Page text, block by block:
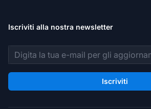
Iscriviti alla nostra newsletter
Indirizzo email
Iscriviti